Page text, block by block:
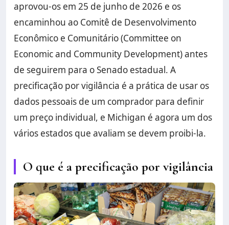
aprovou-os em 25 de junho de 2026 e os
encaminhou ao Comitê de Desenvolvimento
Econômico e Comunitário (Committee on
Economic and Community Development) antes
de seguirem para o Senado estadual. A
precificação por vigilância é a prática de usar os
dados pessoais de um comprador para definir
um preço individual, e Michigan é agora um dos
vários estados que avaliam se devem proibi-la.
O que é a precificação por vigilância